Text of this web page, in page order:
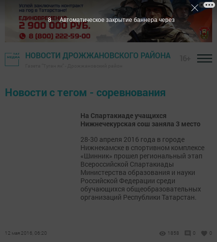
НОВОСТИ ДРОЖЖАНОВСКОГО РАЙОНА
Новости с тегом - соревнования
На Спартакиаде учащихся
Нижнечекурская сош заняла 3 место
28-30 апреля 2016 года в городе
Нижнекамске в спортивном комплексе
«Шинник» прошел региональный этап
Всероссийской Спартакиады
Министерства образования и науки
Российской Федерации среди
обучающихся общеобразовательных
организаций Республики Татарстан.
12 мая 2016, 06:20 1858 0 0
7 Автоматическое закрытие баннера через